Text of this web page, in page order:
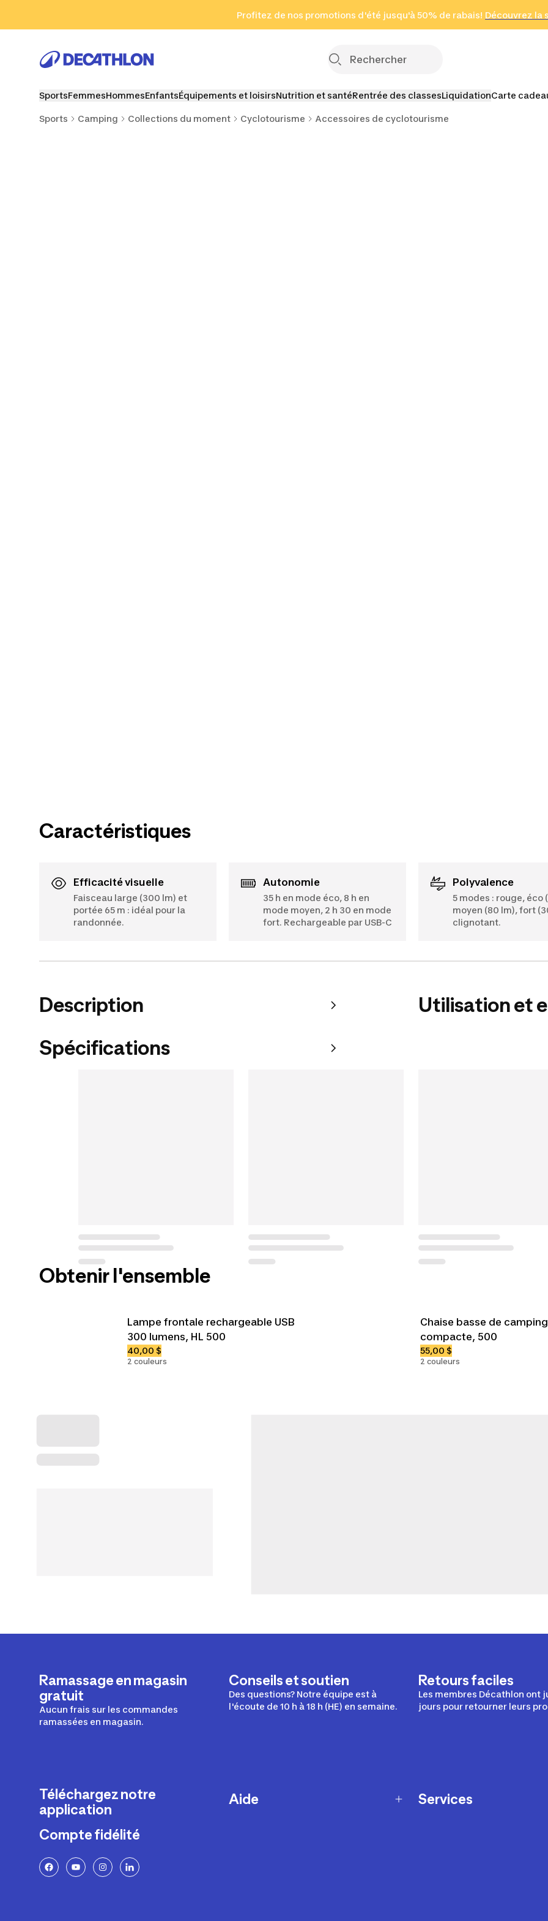
Aller au pied de page
Profitez de nos promotions d'été jusqu'à 50% de rabais! Découvrez la
Cliquez ici
en seulement 2
(Zones sélectionnées)
SportsFemmesHommesEnfantsÉquipements et loisirsNutrition et santéRentrée des classesLiquidationCarte
Sports Camping Collections du moment Cyclotourisme Accessoires de cyclotourisme
Caractéristiques
Efficacité visuelle
Faisceau large (300 lm) et
portée 65 m : idéal pour la
randonnée.
Autonomie
35 h en mode éco, 8 h en
mode moyen, 2 h 30 en mode
fort. Rechargeable par USB-C
Polyvalence
5 modes : rouge, éco
moyen (80 lm), fort
clignotant.
Description
Spécifications
Utilisation et
Obtenir l'ensemble
Lampe frontale rechargeable USB
300 lumens, HL 500
40,00 $
2 couleurs
Chaise basse de
compacte, 500
55,00 $
2 couleurs
Ramassage en magasin
gratuit
Aucun frais sur les commandes
ramassées en magasin.
Conseils et soutien
Des questions? Notre équipe est à
l'écoute de 10 h à 18 h (HE) en semaine.
Retours faciles
Les membres Décathlon ont
jours pour retourner leurs
Téléchargez notre
application
Compte fidélité
Aide Services